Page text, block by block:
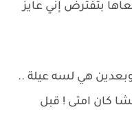
بتفترض إني عايز
هي لسه عيلة ..
كان امتى ! قبل